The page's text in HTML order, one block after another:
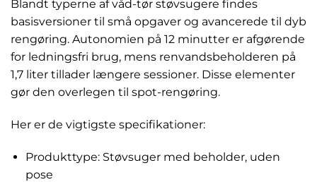
Blandt typerne af våd-tør støvsugere findes
basisversioner til små opgaver og avancerede til dyb
rengøring. Autonomien på 12 minutter er afgørende
for ledningsfri brug, mens renvandsbeholderen på
1,7 liter tillader længere sessioner. Disse elementer
gør den overlegen til spot-rengøring.
Her er de vigtigste specifikationer:
Produkttype: Støvsuger med beholder, uden
pose